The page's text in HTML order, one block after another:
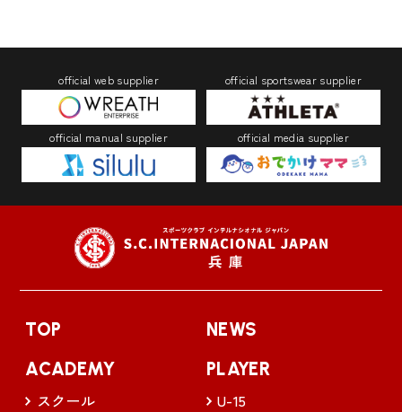
official web supplier official sportswear supplier
official manual supplier official media supplier
TOP
NEWS
ACADEMY
スクール
PLAYER
U-15